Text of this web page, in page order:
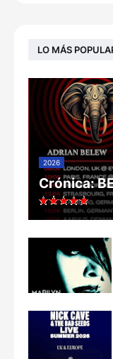
LO MÁS
2026
Crónica: